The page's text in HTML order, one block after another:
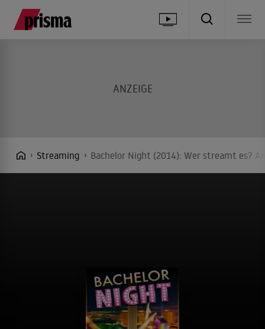
Streaming Bachelor Night (2014): Wer streamt es?